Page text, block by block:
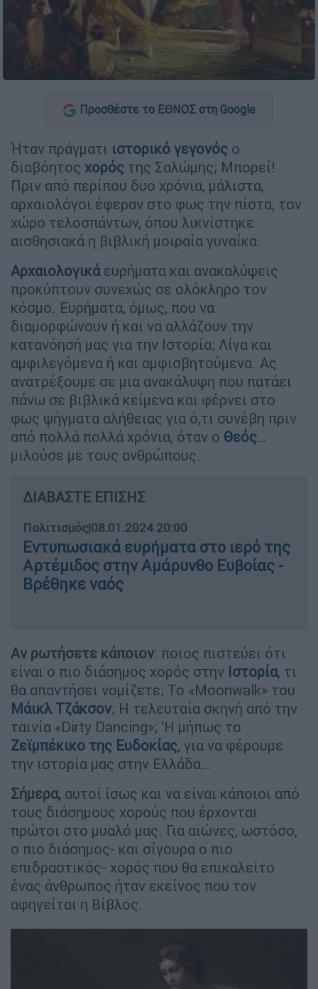
Προσθέστε το ΕΘΝΟΣ στη Google
Ήταν πράγματι ιστορικό γεγονός ο
διαβόητος χορός της Σαλώμης; Μπορεί!
Πριν από περίπου δυο χρόνια, μάλιστα,
αρχαιολόγοι έφεραν στο φως την πίστα, τον
χώρο τελοσπάντων, όπου λικνίστηκε
αισθησιακά η βιβλική μοιραία γυναίκα.
Αρχαιολογικάευρήματα και ανακαλύψεις
προκύπτουν συνεχώς σε ολόκληρο τον
κόσμο. Ευρήματα, όμως, που να
διαμορφώνουν ή και να αλλάζουν την
κατανόησή μας για την Ιστορία; Λίγα και
αμφιλεγόμενα ή και αμφισβητούμενα. Ας
ανατρέξουμε σε μια ανακάλυψη που πατάει
πάνω σε βιβλικά κείμενα και φέρνει στο
φως ψήγματα αλήθειας για ό,τι συνέβη πριν
από πολλά πολλά χρόνια, όταν ο Θεός…
μιλούσε με τους ανθρώπους.
ΔΙΑΒΑΣΤΕ ΕΠΙΣΗΣ
Πολιτισμός|08.01.2024 20:00
Εντυπωσιακά ευρήματα στο ιερό της
Αρτέμιδος στην Αμάρυνθο Ευβοίας -
Βρέθηκε ναός
Αν ρωτήσετε κάποιον: ποιος πιστεύει ότι
είναι ο πιο διάσημος χορός στην Ιστορία, τι
θα απαντήσει νομίζετε; Το «Moonwalk» του
Μάικλ Τζάκσον; Η τελευταία σκηνή από την
ταινία «Dirty Dancing»; ‘Η μήπως το
Ζεϊμπέκικο της Ευδοκίας, για να φέρουμε
την ιστορία μας στην Ελλάδα…
Σήμερα, αυτοί ίσως και να είναι κάποιοι από
τους διάσημους χορούς που έρχονται
πρώτοι στο μυαλό μας. Για αιώνες, ωστόσο,
ο πιο διάσημος- και σίγουρα ο πιο
επιδραστικός- χορός που θα επικαλείτο
ένας άνθρωπος ήταν εκείνος που τον
αφηγείται η Βίβλος.